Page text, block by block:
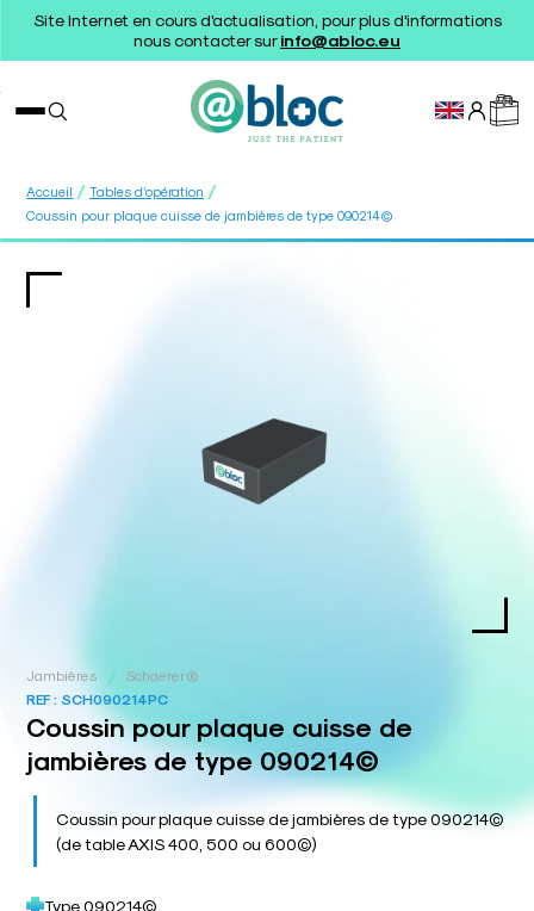
Site Internet en cours d'actualisation, pour plus d'informations
nous contacter surinfo@abloc.eu
Accueil / Tables d’opération /
Coussin pour plaque cuisse de jambières de type 090214©
Jambières /
Schaerer®
REF :SCH090214PC
Coussin pour plaque cuisse de
jambières de type 090214©
Coussin pour plaque cuisse de jambières de type 090214©
(de table AXIS 400, 500 ou 600©)
Type 090214©